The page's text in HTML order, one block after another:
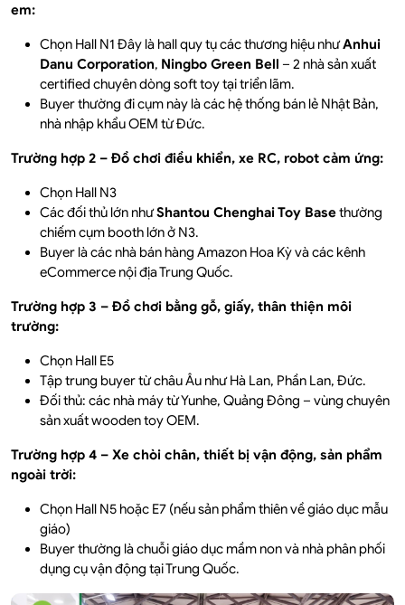
em:
Chọn Hall N1 Đây là hall quy tụ các thương hiệu nhưAnhui
Danu Corporation, Ningbo Green Bell – 2 nhà sản xuất
certified chuyên dòng soft toy tại triển lãm.
Buyer thường đi cụm này là các hệ thống bán lẻ Nhật Bản,
nhà nhập khẩu OEM từ Đức.
Trường hợp 2 – Đồ chơi điều khiển, xe RC, robot cảm ứng:
Chọn Hall N3
Các đối thủ lớn nhưShantou Chenghai Toy Basethường
chiếm cụm booth lớn ở N3.
Buyer là các nhà bán hàng Amazon Hoa Kỳ và các kênh
eCommerce nội địa Trung Quốc.
Trường hợp 3 – Đồ chơi bằng gỗ, giấy, thân thiện môi
trường:
Chọn Hall E5
Tập trung buyer từ châu Âu như Hà Lan, Phần Lan, Đức.
Đối thủ: các nhà máy từ Yunhe, Quảng Đông – vùng chuyên
sản xuất wooden toy OEM.
Trường hợp 4 – Xe chòi chân, thiết bị vận động, sản phẩm
ngoài trời:
Chọn Hall N5 hoặc E7 (nếu sản phẩm thiên về giáo dục mẫu
giáo)
Buyer thường là chuỗi giáo dục mầm non và nhà phân phối
dụng cụ vận động tại Trung Quốc.